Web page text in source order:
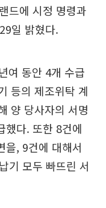
드에 시정 명령과
일 밝혔다.
여 동안 4개 수급
등의 제조위탁 계
양 당사자의 서명
했다. 또한 8건에
을, 9건에 대해서
기 모두 빠뜨린 서